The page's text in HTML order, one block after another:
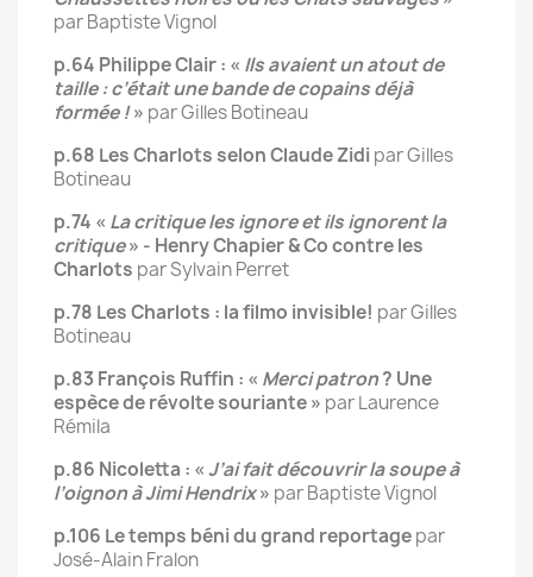
par Baptiste Vignol
p.64 Philippe Clair : « Ils avaient un atout de
taille : c’était une bande de copains déjà
formée !» par Gilles Botineau
p.68 Les Charlots selon Claude Zidi par Gilles
Botineau
p.74 « La critique les ignore et ils ignorent la
critique» - Henry Chapier & Co contre les
Charlots par Sylvain Perret
p.78 Les Charlots : la filmo invisible! par Gilles
Botineau
p.83 François Ruffin : « Merci patron? Une
espèce de révolte souriante » par Laurence
Rémila
p.86 Nicoletta : «J’ai fait découvrir la soupe à
l’oignon à Jimi Hendrix» par Baptiste Vignol
p.106 Le temps béni du grand reportagepar
José-Alain Fralon